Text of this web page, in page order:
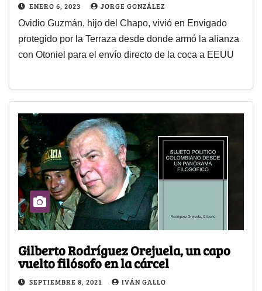
ENERO 6, 2023 JORGE GONZÁLEZ
Ovidio Guzmán, hijo del Chapo, vivió en Envigado
protegido por la Terraza desde donde armó la alianza
con Otoniel para el envío directo de la coca a EEUU
Gilberto Rodríguez Orejuela, un capo
vuelto filósofo en la cárcel
SEPTIEMBRE 8, 2021 IVÁN GALLO